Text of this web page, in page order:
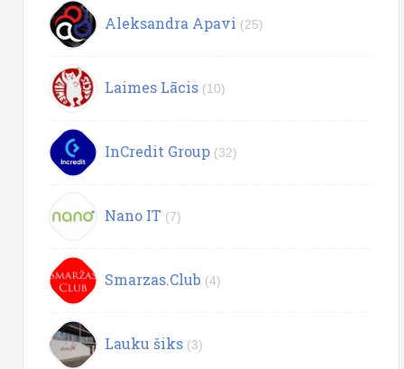
Aleksandra Apavi (25)
Laimes Lācis (10)
InCredit Group (32)
Nano IT (7)
Smarzas.Club (4)
Lauku šiks (3)